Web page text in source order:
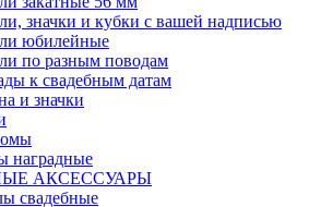
значки и кубки с вашей надписью
юбилейные
по разным поводам
к свадебным датам
и значки
наградные
АКСЕССУАРЫ
свадебные